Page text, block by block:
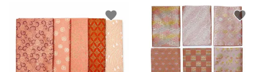
favorite favorite